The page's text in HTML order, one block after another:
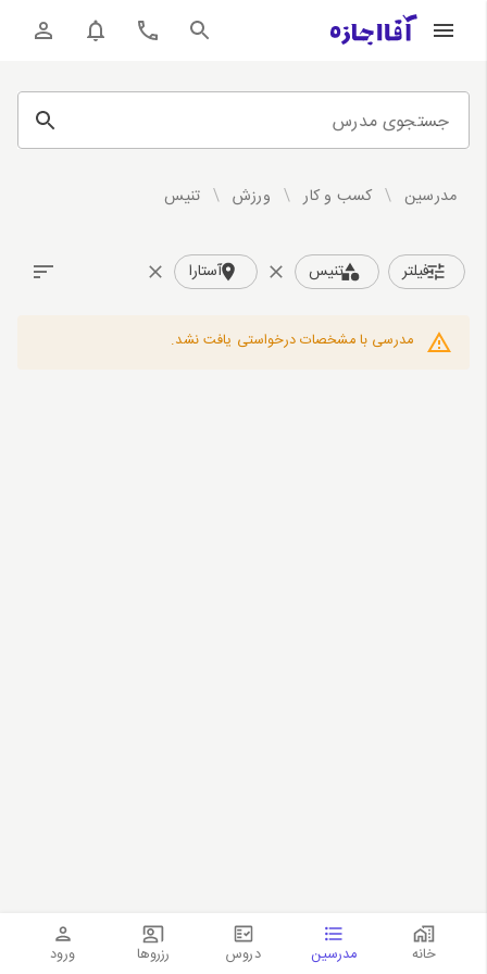
جستجوی مدرس
مدرسین / کسب و کار / ورزش / تنیس
فیلتر تنیس آستارا
مدرسی با مشخصات درخواستی یافت نشد.
خانه مدرسین دروس رزروها ورود